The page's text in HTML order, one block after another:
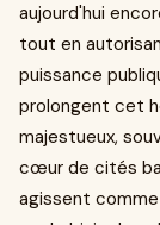
aujourd'hui
tout en
puissance
prolongent cet
majestueux,
cœur de cités
agissent